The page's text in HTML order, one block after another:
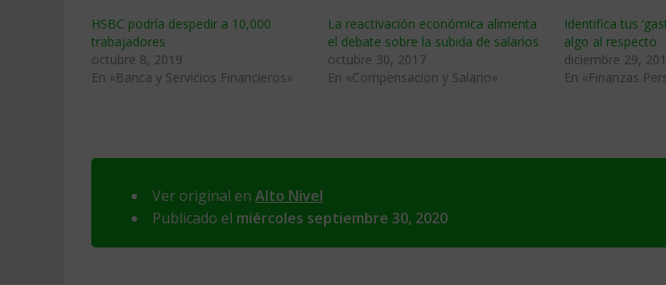
HSBC podría despedir a 10,000
trabajadores
octubre 8, 2019
En «Banca y Servicios Financieros»
La reactivación económica alimenta
el debate sobre la subida de salarios
octubre 30, 2017
En «Compensacion y Salario»
Identifica tus
algo al respecto
diciembre 29,
En «Finanzas
Ver original en Alto Nivel
Publicado el miércoles septiembre 30, 2020